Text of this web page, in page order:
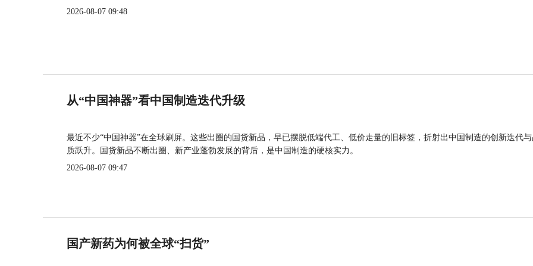
2026-08-07 09:48
从“中国神器”看中国制造迭代升级
最近不少“中国神器”在全球刷屏。这些出圈的国货新品，早已摆脱低端代工、低价走量的旧标签，折射出中国制造的创新迭代
质跃升。国货新品不断出圈、新产业蓬勃发展的背后，是中国制造的硬核实力。
2026-08-07 09:47
国产新药为何被全球“扫货”